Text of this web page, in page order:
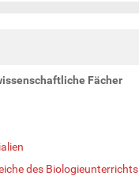
Fächer
des Biologieunterrichts